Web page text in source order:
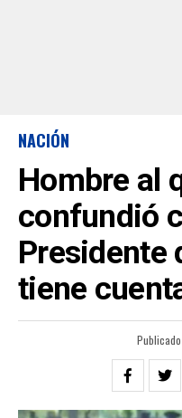
NACIÓN
Hombre al
confundió
Presidente
tiene
Publicado